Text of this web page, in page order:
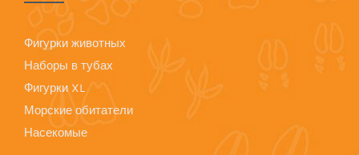
Фигурки животных
Наборы в тубах
Фигурки XL
Морские обитатели
Насекомые